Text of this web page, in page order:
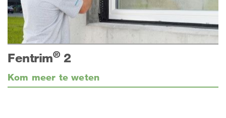
Fentrim® 2
Kom meer te weten